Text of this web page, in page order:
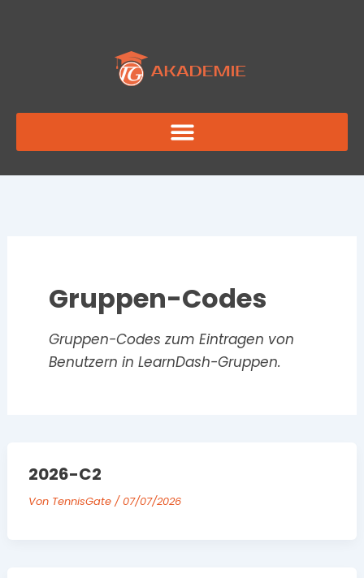
Gruppen-Codes
Gruppen-Codes zum Eintragen von
Benutzern in LearnDash-Gruppen.
2026-C2
Von TennisGate /07/07/2026